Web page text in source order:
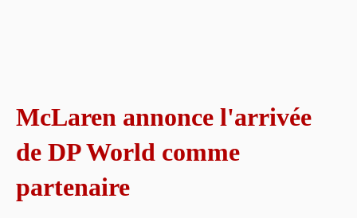
McLaren annonce l'arrivée
de DP World comme
partenaire